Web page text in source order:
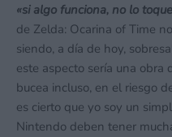
«si algo funciona, no lo
de Zelda: Ocarina of Time
siendo, a día de hoy,
este aspecto sería una obra
bucea incluso, en el riesgo
es cierto que yo soy un
Nintendo deben tener